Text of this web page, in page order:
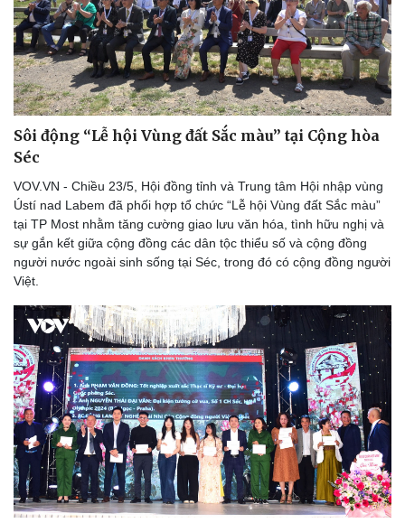
Văn hóa
Sân khấu - Điện ảnh
Văn học
Âm nhạc
Di sản
Giải trí
Nghệ sĩ
Thời trang
Sao Việt
Sôi động “Lễ hội Vùng đất Sắc màu” tại Cộng hòa
Séc
VOV.VN - Chiều 23/5, Hội đồng tỉnh và Trung tâm Hội nhập vùng
Ústí nad Labem đã phối hợp tổ chức “Lễ hội Vùng đất Sắc màu”
tại TP Most nhằm tăng cường giao lưu văn hóa, tình hữu nghị và
sự gắn kết giữa cộng đồng các dân tộc thiểu số và cộng đồng
người nước ngoài sinh sống tại Séc, trong đó có cộng đồng người
Việt.